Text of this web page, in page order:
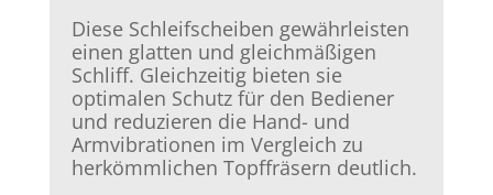
Diese Schleifscheiben gewährleisten
einen glatten und gleichmäßigen
Schliff. Gleichzeitig bieten sie
optimalen Schutz für den Bediener
und reduzieren die Hand- und
Armvibrationen im Vergleich zu
herkömmlichen Topffräsern deutlich.